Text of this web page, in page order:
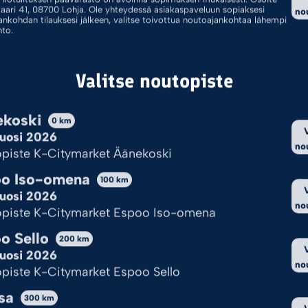
evästeitä, jotta sivu toimii ja pystymme sitä kehittämään.
ok?
ei löytynyt tuotteita.
41, 08700 Lohja. Ole yhteydessä asiakaspaveluun sopiaksesi
tilauksesi jälkeen, valitse toivottua noutoajankohtaa lähempi
Valitse noutopiste
0 km
2026
K-Citymarket Äänekoski
Iso-omena 100 km
2026
K-Citymarket Espoo Iso-omena
Sello 200 km
2026
K-Citymarket Espoo Sello
300 km